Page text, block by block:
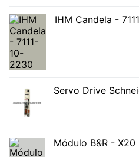
IHM Candela -
Servo Drive
Módulo B&R - X20